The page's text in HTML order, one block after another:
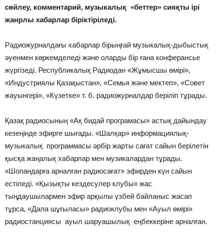
сөйлеу, комментарий, музыкалық «беттер» сияқты ірі
жанрлы хабарлар біріктіріледі.
Радиожурналдағы хабарлар бірыңғай музыкалық-дыбыстық
әуенмен көркемделеді және оларды бір ғана конферансье
жүргізеді. Республикалық Радиодан «Жұмысшы өмірі»,
«Индустриялы Қазақыстан», «Семья және мектеп», «Совет
жауынгері», «Күзетке» т. б. радиожурналдар беріліп тұрады.
Қазақ радиосының «Ақ бидай програмасы» астық дайындау
кезеңінде эфирге шығады. «Шалқар» информациялық-
музыкалық программасы әрбір жарты сағат сайын берілетін
қысқа жаңалық хабарлар мен музикалардан тұрады.
«Шопандарға арналған радиосағат» эфирден күн сайын
естіледі. «Қызықты кездесулер клубы» жас
тыңдаушылармен эфир арқылы үзбей байланыс жасап
тұрса, «Дала шұғыласы» радиоклубы мен «Ауыл өмірі»
радиостанциясы ауыл шаруашылық еңбеккеріне арналған.